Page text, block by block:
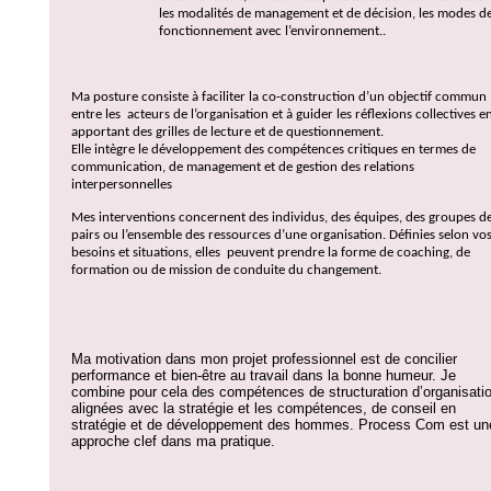
les modalités de management et de décision, les modes
fonctionnement avec l’environnement..
Ma posture consiste à faciliter la co-construction d’un objectif commun
entre les acteurs de l’organisation et à guider les réflexions collectives en
apportant des grilles de lecture et de questionnement.
Elle intègre le développement des compétences critiques en termes de
communication, de management et de gestion des relations
interpersonnelles
Mes interventions concernent des individus, des équipes, des groupes
pairs ou l’ensemble des ressources d’une organisation. Définies selon vos
besoins et situations, elles peuvent prendre la forme de coaching, de
formation ou de mission de conduite du changement.
Ma motivation dans mon projet professionnel est de concilier
performance et bien-être au travail dans la bonne humeur. Je
combine pour cela des compétences de structuration
alignées avec la stratégie et les compétences, de conseil en
stratégie et de développement des hommes. Process Com est
approche clef dans ma pratique.